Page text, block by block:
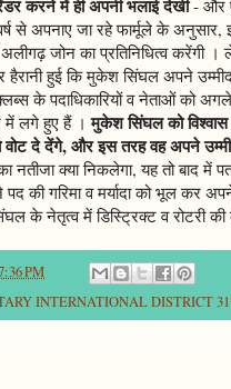
करने में ही अपनी भलाई देखी- और
से अपनाए जा रहे फार्मूले के अनुसार,
अलीगढ़ जोन का प्रतिनिधित्व
हुई कि मुकेश सिंघल अपने
के पदाधिकारियों व नेताओं को अगले
में लगे हुए हैं ।मुकेश सिंघल को
वोट दे देंगे, और इस तरह वह अपने
नतीजा क्या निकलेगा, यह तो बाद में
की गरिमा व मर्यादा को भूल कर
के नेतृत्व में डिस्ट्रिक्ट व रोटरी
PM
INTERNATIONAL DISTRICT